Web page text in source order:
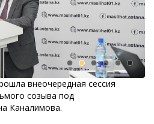
внеочередная сессия
созыва под
Каналимова.